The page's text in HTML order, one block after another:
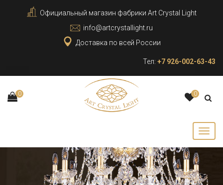
Официальный магазин фабрики Art Crystal Light
info@artcrystallight.ru
Доставка по всей России
Тел: +7 926-002-63-43
0 0